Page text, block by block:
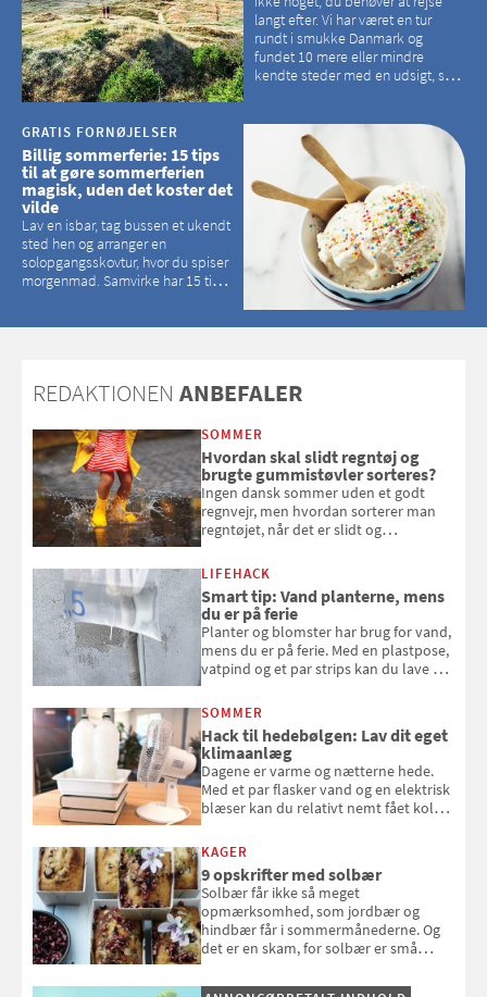
langt efter. Vi har været en tur
rundt i smukke Danmark og
fundet 10 mere eller mindre
kendte steder med en udsigt, som
GRATIS FORNØJELSER
Billig sommerferie: 15 tips
til at gøre sommerferien
magisk, uden det koster det
vilde
Lav en isbar, tag bussen et ukendt
sted hen og arranger en
solopgangsskovtur, hvor du spiser
morgenmad. Samvirke har 15 tips
REDAKTIONEN ANBEFALER
SOMMER
Hvordan skal slidt regntøj og
brugte gummistøvler sorteres?
Ingen dansk sommer uden et godt
regnvejr, men hvordan sorterer man
regntøjet, når det er slidt og
LIFEHACK
Smart tip: Vand planterne, mens
du er på ferie
Planter og blomster har brug for vand,
mens du er på ferie. Med en plastpose,
vatpind og et par strips kan du lave dit
at bede naboen om at vande eller
komme hjem til døde planter
SOMMER
Hack til hedebølgen: Lav dit eget
klimaanlæg
Dagene er varme og nætterne hede.
Med et par flasker vand og en elektrisk
blæser kan du relativt nemt fået koldt
og se, hvordan du gør
KAGER
9 opskrifter med solbær
Solbær får ikke så meget
opmærksomhed, som jordbær og
hindbær får i sommermånederne. Og
det er en skam, for solbær er små
syre og dybde til dine desserter.